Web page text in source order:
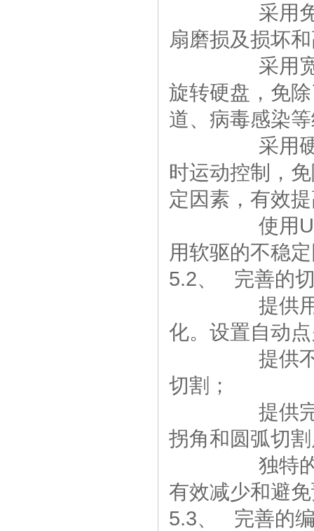
采用免风扇
扇磨损及损坏
采用宽温级
旋转硬盘，免
道、病毒感染
采用硬件运
时运动控制，
定因素，有效
使用U盘和
用软驱的不稳
5.2、 完善的切
提供用户自
化。设置自动
提供不同材
切割；
提供完善的
拐角和圆弧切
独特的明盲
有效减少和避
5.3、 完善的